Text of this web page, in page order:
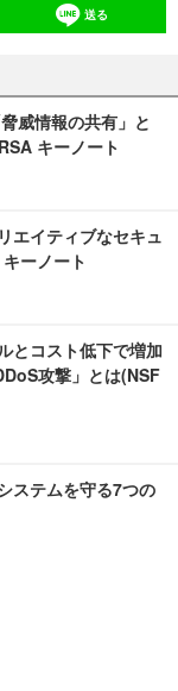
送る
威情報の共有」と
キーノート
エイティブなセキュ
ーノート
とコスト低下で増加
攻撃」とは(NSF
ステムを守る7つの